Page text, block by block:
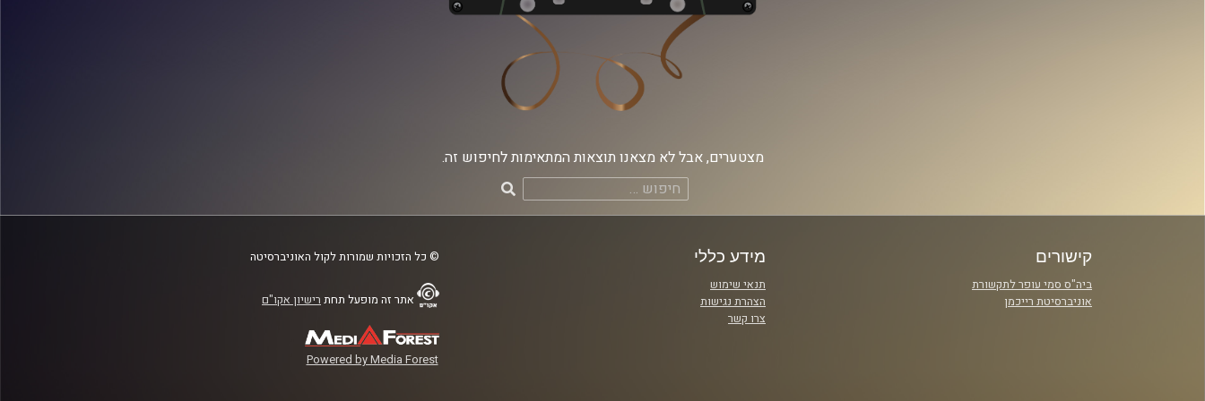
מצטערים, אבל לא מצאנו תוצאות המתאימות לחיפוש זה.
חיפוש:
קישורים
ביה"ס סמי עופר לתקשורת
אוניברסיטת רייכמן
מידע כללי
תנאי שימוש
הצהרת נגישות
צרו קשר
© כל הזכויות שמורות לקול האוניברסיטה
אתר זה מופעל תחת רישיון אקו"ם
Powered by Media Forest